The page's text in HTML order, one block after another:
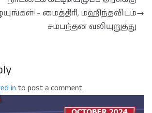
– மைத்திரி, மஹிந்தவிடம்
சம்பந்தன் வலியுறுத்து
in to post a comment.